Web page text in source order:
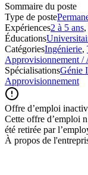
Sommaire du poste
Type de poste
Expériences2 à 5 ans,
Éducations
CatégoriesIngénierie,
Approvisionnement /
SpécialisationsGénie
Approvisionnement
Offre d’emploi
Cette offre d’emploi
été retirée par
À propos de